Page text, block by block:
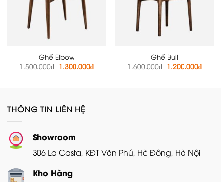
Ghế Elbow
1.500.000₫ Giá
gốc
1.300.000₫Giá
hiện
Ghế Bull
1.600.000₫ Giá
gốc
1.200.000₫Giá
hiện
THÔNG TIN LIÊN HỆ
Showroom
306 La Casta, KĐT Văn Phú, Hà Đông, Hà Nội
Kho Hàng